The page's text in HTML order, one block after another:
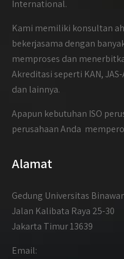
International.
Kami memiliki konsultan
bekerjasama dengan
memproses dan
Akreditasi seperti KAN, JAS-
dan lainnya.
Apapun kebutuhan ISO
perusahaan Anda
Alamat
Gedung Universitas
Jalan Kalibata Raya 25-30
Jakarta Timur 13639
Email: